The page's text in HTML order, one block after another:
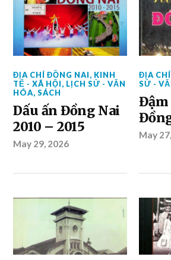
ĐỊA CHÍ ĐỒNG NAI, KINH
TẾ - XÃ HỘI, LỊCH SỬ - VĂN
HÓA,SÁCH
Dấu ấn Đồng Nai
2010 – 2015
May 29, 2026
ĐỊA
SỬ -
Đậm
May